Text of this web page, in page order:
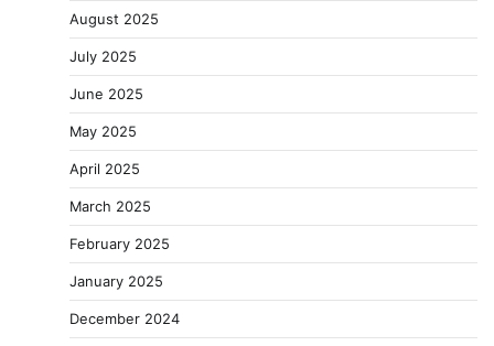
August 2025
July 2025
June 2025
May 2025
April 2025
March 2025
February 2025
January 2025
December 2024